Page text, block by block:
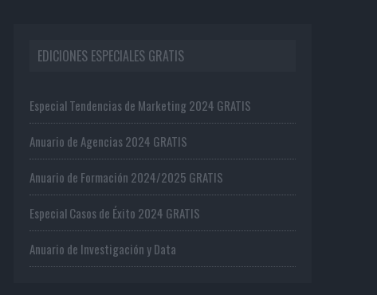
EDICIONES ESPECIALES GRATIS
Especial Tendencias de Marketing 2024 GRATIS
Anuario de Agencias 2024 GRATIS
Anuario de Formación 2024/2025 GRATIS
Especial Casos de Éxito 2024 GRATIS
Anuario de Investigación y Data